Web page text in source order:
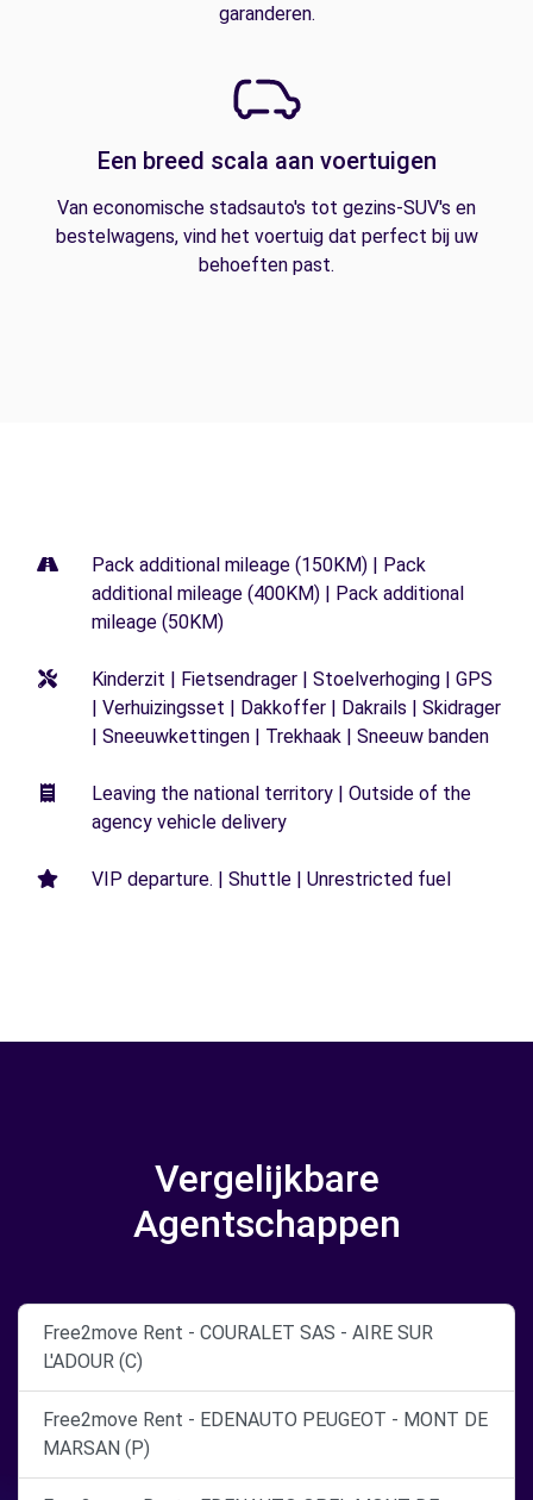
garanderen.
Een breed scala aan voertuigen
Van economische stadsauto's tot gezins-SUV's en
bestelwagens, vind het voertuig dat perfect bij uw
behoeften past.
Pack additional mileage (150KM) | Pack
additional mileage (400KM) | Pack additional
mileage (50KM)
Kinderzit | Fietsendrager | Stoelverhoging | GPS
| Verhuizingsset | Dakkoffer | Dakrails | Skidrager
| Sneeuwkettingen | Trekhaak | Sneeuw banden
Leaving the national territory | Outside of the
agency vehicle delivery
VIP departure. | Shuttle | Unrestricted fuel
Vergelijkbare
Agentschappen
Free2move Rent - COURALET SAS - AIRE SUR
L'ADOUR (C)
Free2move Rent - EDENAUTO PEUGEOT - MONT DE
MARSAN (P)